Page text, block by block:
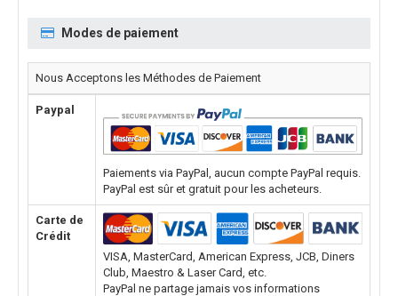
Modes de paiement
Nous Acceptons les Méthodes de Paiement
Paypal
Paiements via PayPal, aucun compte PayPal requis.
PayPal est sûr et gratuit pour les acheteurs.
Carte de
Crédit
VISA, MasterCard, American Express, JCB, Diners
Club, Maestro & Laser Card, etc.
PayPal ne partage jamais vos informations